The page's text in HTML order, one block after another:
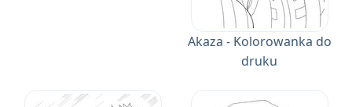
Akaza - Kolorowanka do
druku